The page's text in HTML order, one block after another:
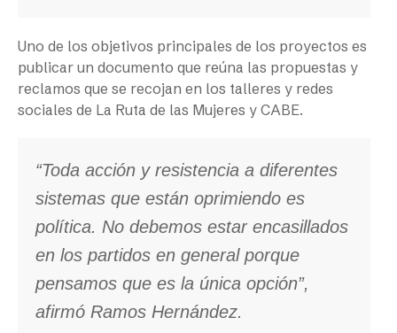
Uno de los objetivos principales de los proyectos es
publicar un documento que reúna las propuestas y
reclamos que se recojan en los talleres y redes
sociales de La Ruta de las Mujeres y CABE.
“Toda acción y resistencia a diferentes
sistemas que están oprimiendo es
política. No debemos estar encasillados
en los partidos en general porque
pensamos que es la única opción”,
afirmó Ramos Hernández.